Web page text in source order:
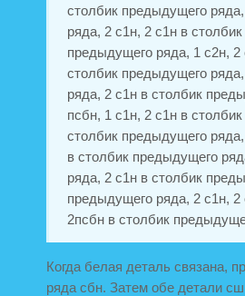
столбик предыдущего
ряда, 2 с1н, 2 с1н в
предыдущего ряда, 1 с2н,
столбик предыдущего
ряда, 2 с1н в столбик
псбн, 1 с1н, 2 с1н в
столбик предыдущего
в столбик предыдущего
ряда, 2 с1н в столбик
предыдущего ряда, 2 с1н,
2псбн в столбик
Когда белая деталь связана,
ряда сбн. Затем обе детали